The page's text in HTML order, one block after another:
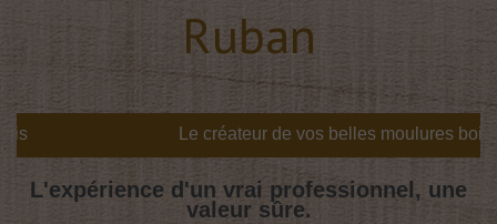
Ruban
L'expérience d'un vrai professionnel, une
valeur sûre.